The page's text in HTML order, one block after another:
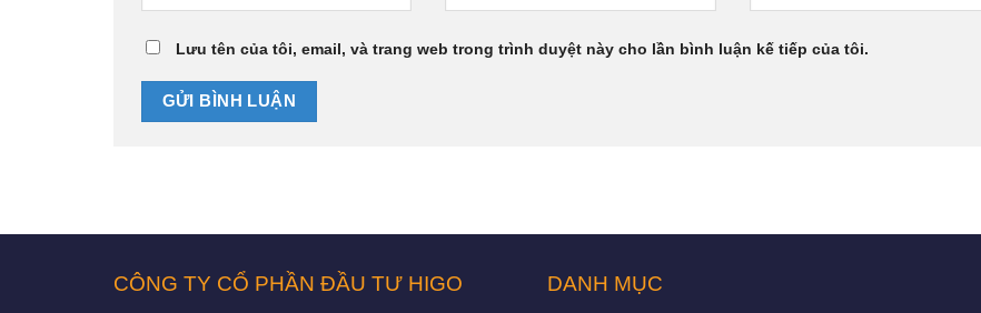
Lưu tên của tôi, email, và trang web trong trình duyệt này cho lần bình luận kế tiếp của tôi.
CÔNG TY CỔ PHẦN ĐẦU TƯ HIGO DANH MỤC